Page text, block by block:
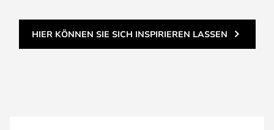
HIER KÖNNEN SIE SICH INSPIRIEREN LASSEN